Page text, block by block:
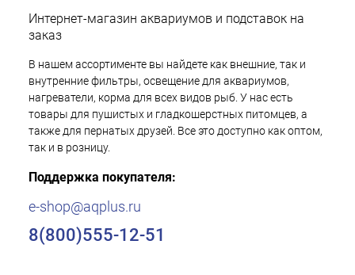
Интернет-магазин аквариумов и подставок на
заказ
В нашем ассортименте вы найдете как внешние, так и
внутренние фильтры, освещение для аквариумов,
нагреватели, корма для всех видов рыб. У нас есть
товары для пушистых и гладкошерстных питомцев, а
также для пернатых друзей. Все это доступно как оптом,
так и в розницу.
Поддержка покупателя:
e-shop@aqplus.ru
8(800)555-12-51